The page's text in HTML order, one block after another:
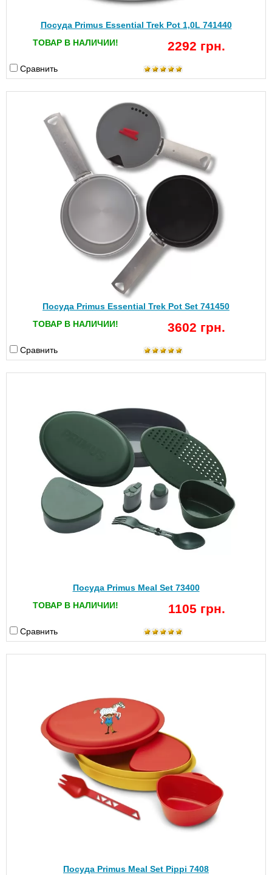
Посуда Primus Essential Trek Pot 1,0L 741440
ТОВАР В НАЛИЧИИ!
2292 грн.
Сравнить
Посуда Primus Essential Trek Pot Set 741450
ТОВАР В НАЛИЧИИ!
3602 грн.
Сравнить
Посуда Primus Meal Set 73400
ТОВАР В НАЛИЧИИ!
1105 грн.
Сравнить
Посуда Primus Meal Set Pippi 7408